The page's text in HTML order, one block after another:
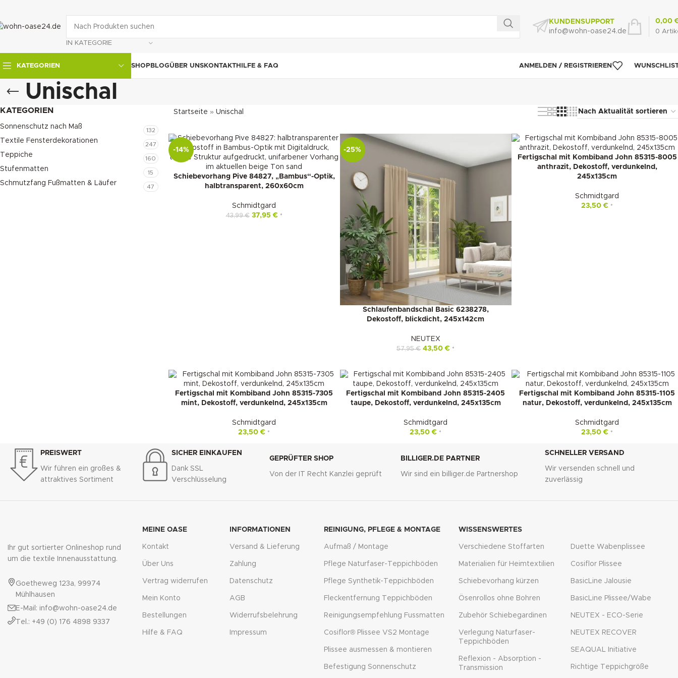
IN KATEGORIE
KUNDENSUPPORT
info@wohn-oase24.de
0
0,00
KATEGORIEN SHOPBLOGÜBER UNSKONTAKTHILFE & FAQ ANMELDEN / REGISTRIEREN
Unischal
KATEGORIEN
Sonnenschutz nach Maß 132
Textile Fensterdekorationen 247
Teppiche 160
Stufenmatten 15
Schmutzfang Fußmatten & Läufer 47
Startseite » Unischal
-14%
Schiebevorhang Pive 84827, „Bambus“-Optik,
halbtransparent, 260x60cm
Schmidtgard
43,99€ 37,95€ *
-25%
Schlaufenbandschal Basic 6238278,
Dekostoff, blickdicht, 245x142cm
NEUTEX
57,95€ 43,50€ *
Fertigschal mit Kombiband John 85315-8005
anthrazit, Dekostoff, verdunkelnd,
245x135cm
Schmidtgard
23,50€ *
Fertigschal mit Kombiband John 85315-7305
mint, Dekostoff, verdunkelnd, 245x135cm
Schmidtgard
23,50€ *
Fertigschal mit Kombiband John 85315-2405
taupe, Dekostoff, verdunkelnd, 245x135cm
Schmidtgard
23,50€ *
Fertigschal mit Kombiband John 85315-1105
natur, Dekostoff, verdunkelnd, 245x135cm
Schmidtgard
23,50€ *
PREISWERT
Wir führen ein großes &
attraktives Sortiment
SICHER EINKAUFEN
Dank SSL
Verschlüsselung
GEPRÜFTER SHOP
Von der IT Recht Kanzlei geprüft
BILLIGER.DE PARTNER
Wir sind ein billiger.de Partnershop
SCHNELLER VERSAND
Wir versenden schnell und
zuverlässig
Ihr gut sortierter Onlineshop rund
um die textile Innenausstattung.
Goetheweg 123a, 99974
Mühlhausen
E-Mail: info@wohn-oase24.de
Tel.: +49 (0) 176 4898 9337
MEINE OASE
Kontakt
Über Uns
Vertrag widerrufen
Mein Konto
Bestellungen
Hilfe & FAQ
INFORMATIONEN
Versand & Lieferung
Zahlung
Datenschutz
AGB
Widerrufsbelehrung
Impressum
REINIGUNG, PFLEGE & MONTAGE
Aufmaß / Montage
Pflege Naturfaser-Teppichböden
Pflege Synthetik-Teppichböden
Fleckentfernung Teppichböden
Reinigungsempfehlung Fussmatten
Cosiflor® Plissee VS2 Montage
Plissee ausmessen & montieren
Befestigung Sonnenschutz
WISSENSWERTES
Verschiedene Stoffarten
Materialien für Heimtextilien
Schiebevorhang kürzen
Ösenrollos ohne Bohren
Zubehör Schiebegardinen
Verlegung Naturfaser-
Teppichböden
Reflexion - Absorption -
Transmission
Duette Wabenplissee
Cosiflor Plissee
BasicLine Jalousie
BasicLine Plissee/Wabe
NEUTEX - ECO-Serie
NEUTEX RECOVER
SEAQUAL Initiative
Richtige Teppichgröße